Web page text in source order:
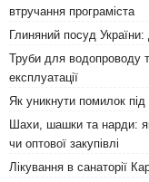
втручання програміста
Глиняний посуд
Труби для водопроводу
експлуатації
Як уникнути помилок
Шахи, шашки та нарди:
чи оптової закупівлі
Лікування в санаторії